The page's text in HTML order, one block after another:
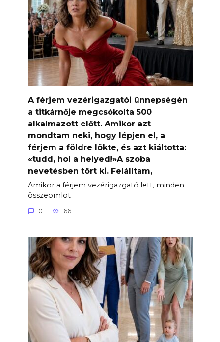
A férjem vezérigazgatói ünnepségén
a titkárnője megcsókolta 500
alkalmazott előtt. Amikor azt
mondtam neki, hogy lépjen el, a
férjem a földre lökte, és azt kiáltotta:
«tudd, hol a helyed!»A szoba
nevetésben tört ki. Felálltam,
Amikor a férjem vezérigazgató lett, minden
összeomlot
0 66